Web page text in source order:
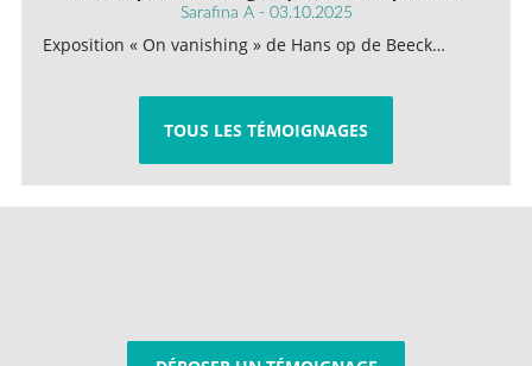
Sarafina A - 03.10.2025
Exposition « On vanishing » de Hans op de Beeck…
TOUS LES TÉMOIGNAGES